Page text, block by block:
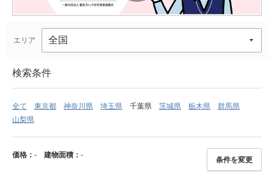
エリア
検索条件
全て 東京都 神奈川県 埼玉県 千葉県 茨城県 栃木県
群馬県
山梨県
価格： - 建物面積： -
条件を変更